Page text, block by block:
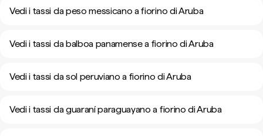
Vedi i tassi da peso messicano a fiorino di Aruba
Vedi i tassi da balboa panamense a fiorino di Aruba
Vedi i tassi da sol peruviano a fiorino di Aruba
Vedi i tassi da guaraní paraguayano a fiorino di Aruba